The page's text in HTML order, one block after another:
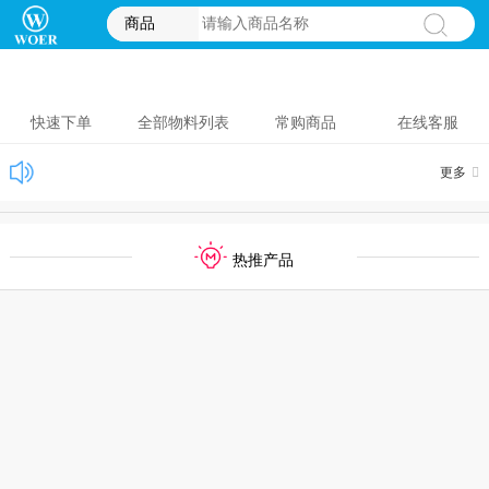
商品
快速下单 全部物料列表 常购商品 在线客服
更多
热推产品